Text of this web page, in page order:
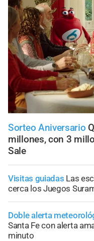
Sorteo Aniversario
millones, con 3
Sale
Visitas guiadas Las
cerca los Juegos
Doble alerta
Santa Fe con alerta
minuto